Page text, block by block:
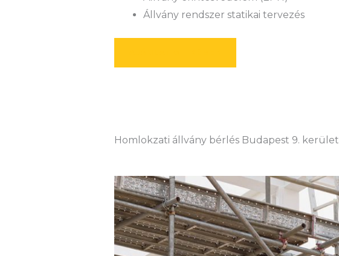
Állvány rendszer statikai tervezés
Homlokzati állvány bérlés Budapest 9. kerület